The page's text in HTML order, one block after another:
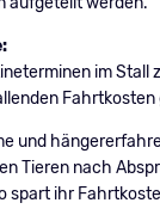
im Stall
und
Tieren nach
spart ihr